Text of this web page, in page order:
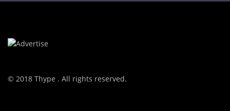
© 2018 Thype . All rights reserved.